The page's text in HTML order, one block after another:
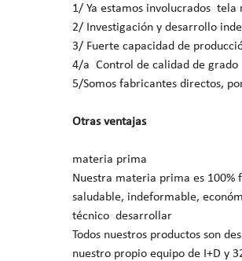
1/ Ya estamos involucrados
2/ Investigación y desarrollo
3/ Fuerte capacidad de
4/a Control de calidad de grado
5/Somos fabricantes directos,
Otras ventajas
materia prima
Nuestra materia prima es
saludable, indeformable,
técnico desarrollar
Todos nuestros productos son
nuestro propio equipo de I+D y